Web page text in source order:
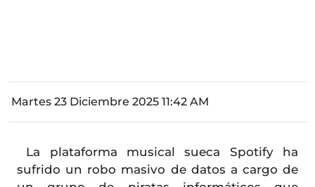
Martes 23 Diciembre 2025 11:42 AM
La plataforma musical sueca Spotify ha
sufrido un robo masivo de datos a cargo de